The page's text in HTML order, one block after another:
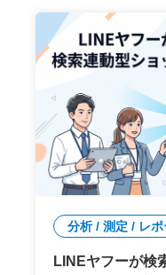
分析 / 測定 / レポ
LINEヤフーが検